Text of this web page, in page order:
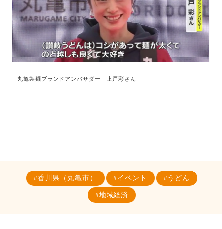
丸亀製麺ブランドアンバサダー 上戸彩さん
香川県（丸亀市） イベント うどん
地域経済